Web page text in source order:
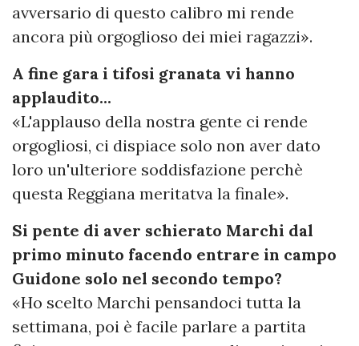
avversario di questo calibro mi rende
ancora più orgoglioso dei miei ragazzi».
A fine gara i tifosi granata vi hanno
applaudito...
«L'applauso della nostra gente ci rende
orgogliosi, ci dispiace solo non aver dato
loro un'ulteriore soddisfazione perchè
questa Reggiana meritatva la finale».
Si pente di aver schierato Marchi dal
primo minuto facendo entrare in campo
Guidone solo nel secondo tempo?
«Ho scelto Marchi pensandoci tutta la
settimana, poi è facile parlare a partita